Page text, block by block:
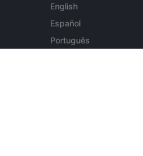
English
Español
Português